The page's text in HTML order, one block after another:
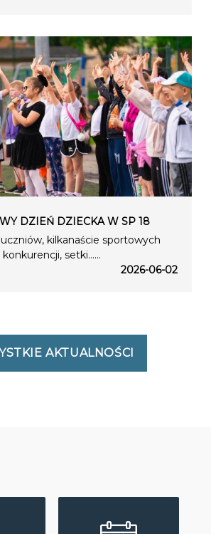
DZIEŃ DZIECKA W SP 18
kilkanaście sportowych
konkurencji, setki…...
2026-06-02
AKTUALNOŚCI